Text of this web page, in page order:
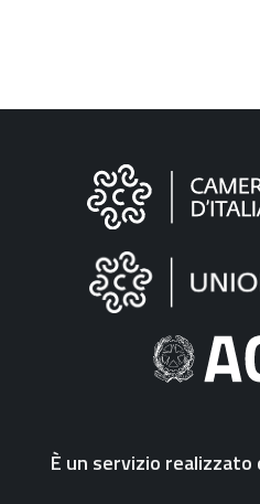
Informazioni
"Fattura
Elettronica"
È un servizio realizzato